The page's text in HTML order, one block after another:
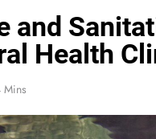
and
Health
Mins